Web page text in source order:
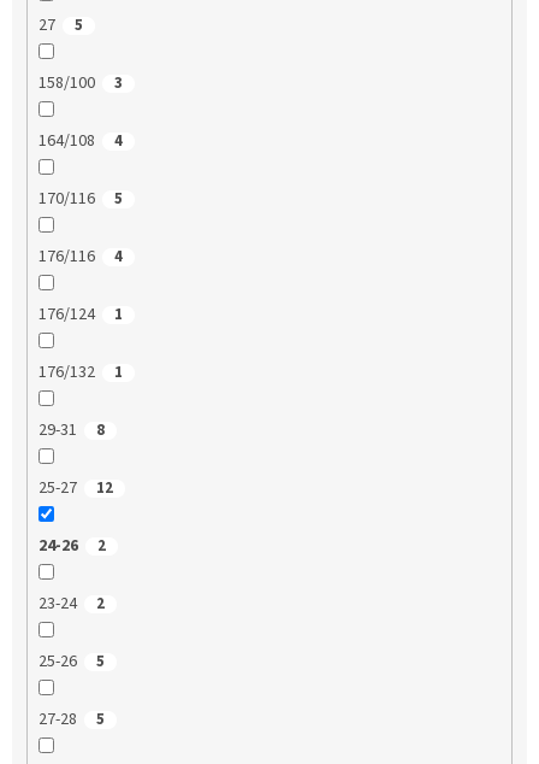
27 5
158/100 3
164/108 4
170/116 5
176/116 4
176/124 1
176/132 1
29-31 8
25-27 12
24-26 2
23-24 2
25-26 5
27-28 5